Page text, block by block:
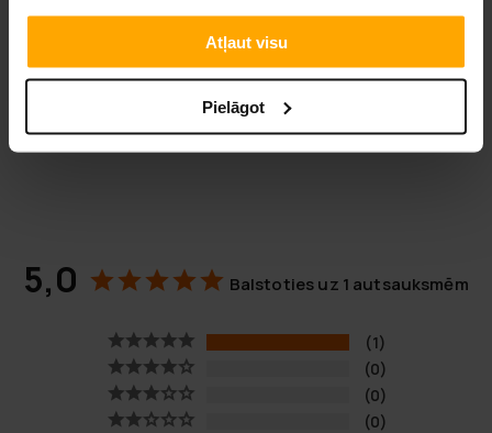
Atļaut visu
Pielāgot
Svars: 48 kg
5,0 Balstoties uz 1 autsauksmēm
1
0
0
0